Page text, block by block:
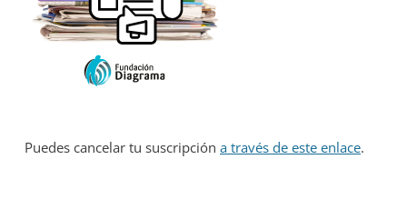
Puedes cancelar tu suscripción a través de este enlace.